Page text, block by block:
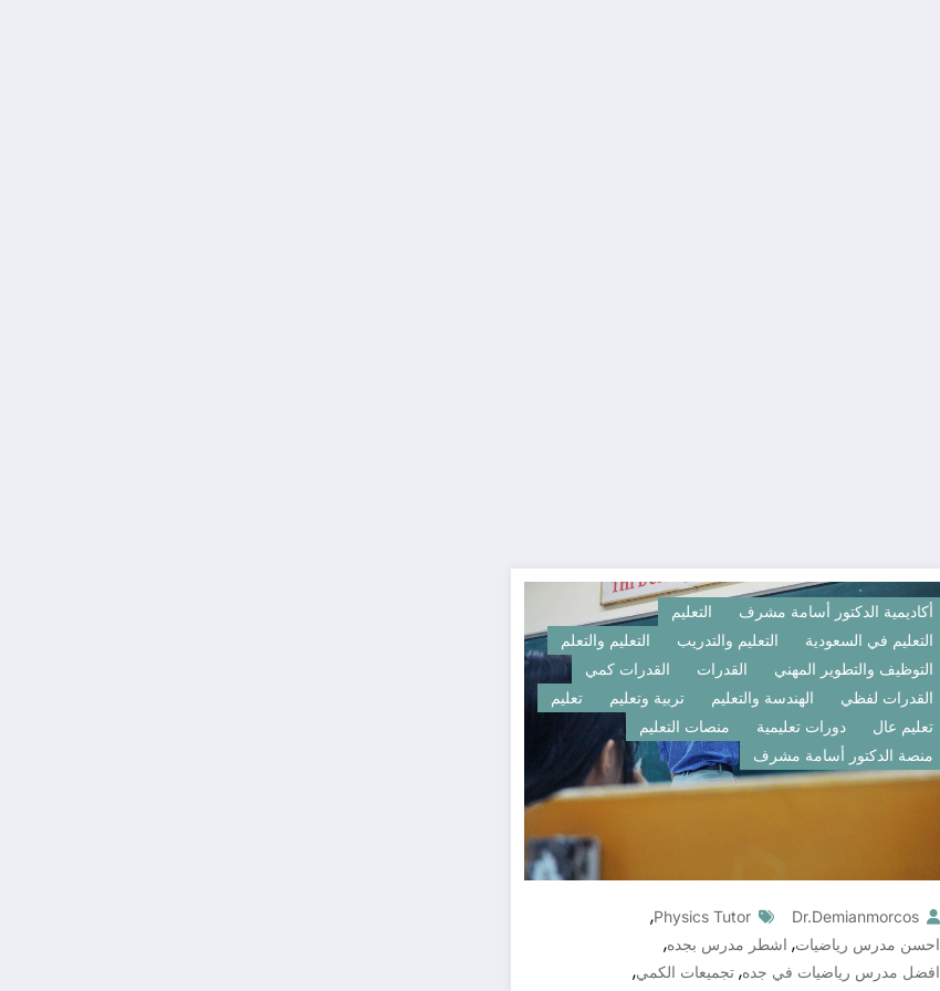
أكاديمية الدكتور أسامة مشرف
التعليم
التعليم في السعودية
التعليم والتدريب
التعليم والتعلم
التوظيف والتطوير المهني
القدرات
القدرات كمي
القدرات لفظي
الهندسة والتعليم تربية وتعليم
تعليم
تعليم عال
دورات تعليمية
منصات التعليم
منصة الدكتور أسامة مشرف
Dr.demianmorcos
Physics Tutor
,
احسن مدرس رياضيات, اشطر مدرس بجده,
افضل مدرس رياضيات في جده, تجميعات الكمي,